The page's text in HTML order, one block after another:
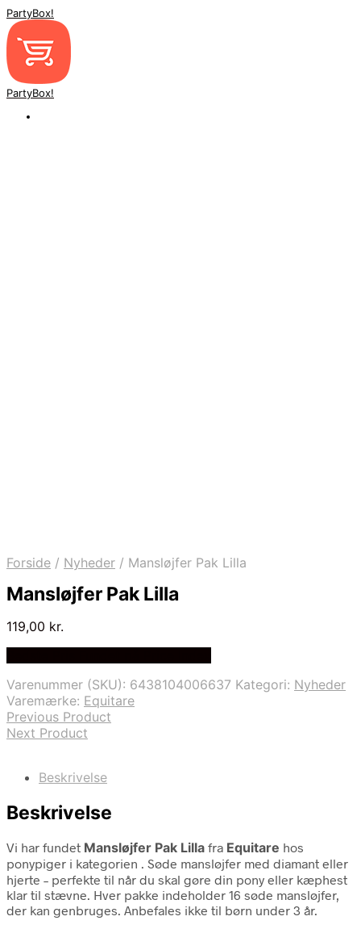
PartyBox!
PartyBox!
Forside / Nyheder / Mansløjfer Pak Lilla
Mansløjfer Pak Lilla
119,00 kr.
Varenummer (SKU): 6438104006637 Kategori: Nyheder
Varemærke: Equitare
Previous Product
Next Product
Beskrivelse
Beskrivelse
Vi har fundet Mansløjfer Pak Lilla fra Equitare hos
ponypiger i kategorien . Søde mansløjfer med diamant eller
hjerte – perfekte til når du skal gøre din pony eller kæphest
klar til stævne. Hver pakke indeholder 16 søde mansløjfer,
der kan genbruges. Anbefales ikke til børn under 3 år.